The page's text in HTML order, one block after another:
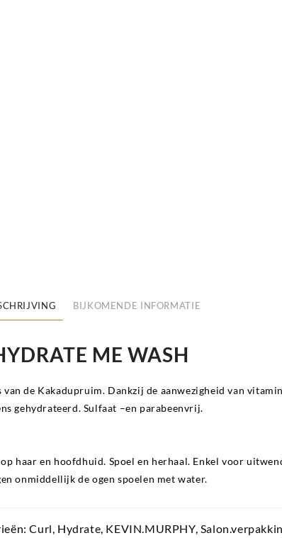
BIJKOMENDE INFORMATIE
ME WASH
de Kakadupruim. Dankzij de aanwezigheid van
gehydrateerd. Sulfaat –en parabeenvrij.
haar en hoofdhuid. Spoel en herhaal. Enkel voor
onmiddellijk de ogen spoelen met water.
Curl Hydrate KEVIN.MURPHY,